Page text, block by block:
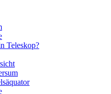
Teleskop?